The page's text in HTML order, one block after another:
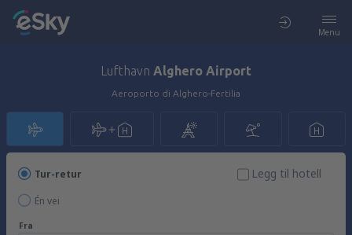
Menu
Lufthavn Alghero Airport
Aeroporto di Alghero-Fertilia
Tur-retur
Én vei
Legg til hotell
Fra